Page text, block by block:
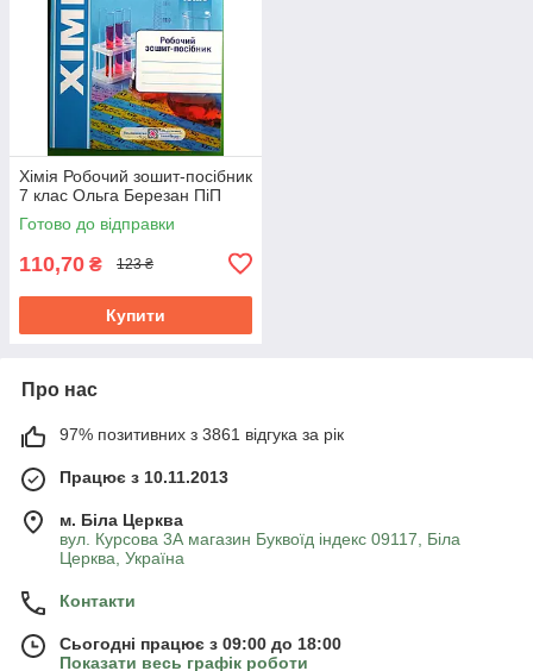
Хімія Робочий зошит-посібник
7 клас Ольга Березан ПіП
Готово до відправки
110,70 ₴ 123 ₴
Купити
Про нас
97% позитивних з 3861 відгука за рік
Працює з 10.11.2013
м. Біла Церква
вул. Курсова 3А магазин Буквоїд індекс 09117, Біла
Церква, Україна
Контакти
Сьогодні працює з 09:00 до 18:00
Показати весь графік роботи